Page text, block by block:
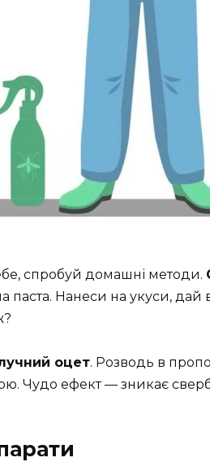
спробуй домашні методи.
Нанеси на укуси, дай
оцет. Розводь в
Чудо ефект — зникає